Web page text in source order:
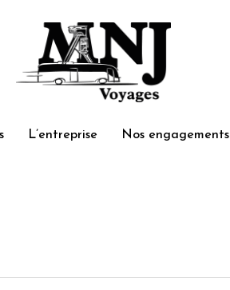
L’entreprise Nos engagements